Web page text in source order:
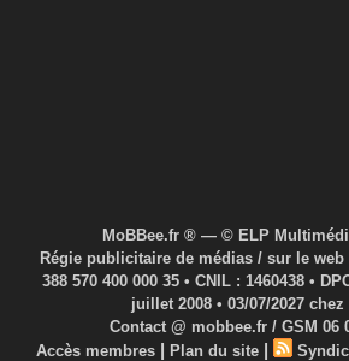
MoBBee.fr ® — © ELP
Régie publicitaire de médias / sur le web
388 570 400 000 35 • CNIL : 1460438 •
juillet 2008 • 03/07/2027
Contact @ mobbee.fr / GSM 06
Accès membres | Plan du site |